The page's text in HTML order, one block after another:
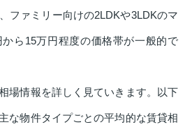
ファミリー向けの2LDKや3LDKのマ
ら15万円程度の価格帯が一般的で
場情報を詳しく見ていきます。以下
な物件タイプごとの平均的な賃貸相